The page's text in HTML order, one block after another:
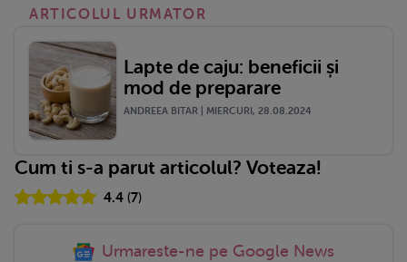
ARTICOLUL URMATOR
Lapte de caju: beneficii și
mod de preparare
ANDREEA BITAR | MIERCURI, 28.08.2024
Cum ti s-a parut articolul? Voteaza!
4.4(7)
Urmareste-ne pe Google News